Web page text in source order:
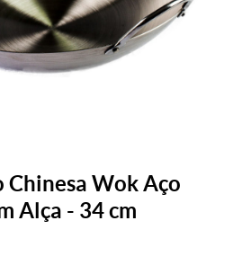
Wok Aço
Alça - 34 cm